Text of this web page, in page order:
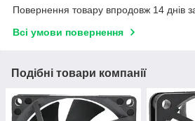
Повернення товару впродовж 14 днів
Всі умови повернення
Подібні товари компанії